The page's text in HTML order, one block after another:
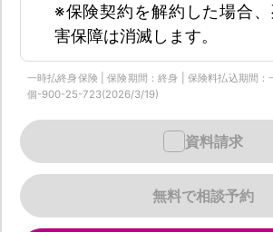
※保険契約を解約した場合
害保障は消滅します。
一時払終身保険 | 保険期間：終身 | 保険料払込期間：
個-900-25-723(2026/3/19)
無料で相談予約
資料請求